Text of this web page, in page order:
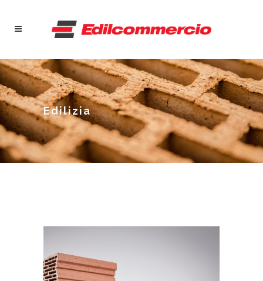
Edilizia